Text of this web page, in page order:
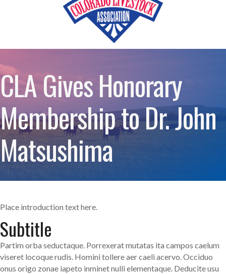
CLA Gives Honorary
Membership to Dr. John
Matsushima
Place introduction text here.
Subtitle
Partim orba seductaque. Porrexerat mutatas ita campos caelum
viseret locoque rudis. Homini tollere aer caeli acervo. Occiduo
onus origo zonae iapeto inminet nulli elementaque. Deducite usu